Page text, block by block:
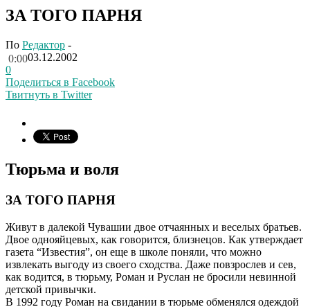
ЗА ТОГО ПАРНЯ
По Редактор -
03.12.2002
0:00
0
Поделиться в Facebook
Твитнуть в Twitter
Тюрьма и воля
ЗА ТОГО ПАРНЯ
Живут в далекой Чувашии двое отчаянных и веселых братьев.
Двое однояйцевых, как говорится, близнецов. Как утверждает
газета “Известия”, он еще в школе поняли, что можно
извлекать выгоду из своего сходства. Даже повзрослев и сев,
как водится, в тюрьму, Роман и Руслан не бросили невинной
детской привычки.
В 1992 году Роман на свидании в тюрьме обменялся одеждой